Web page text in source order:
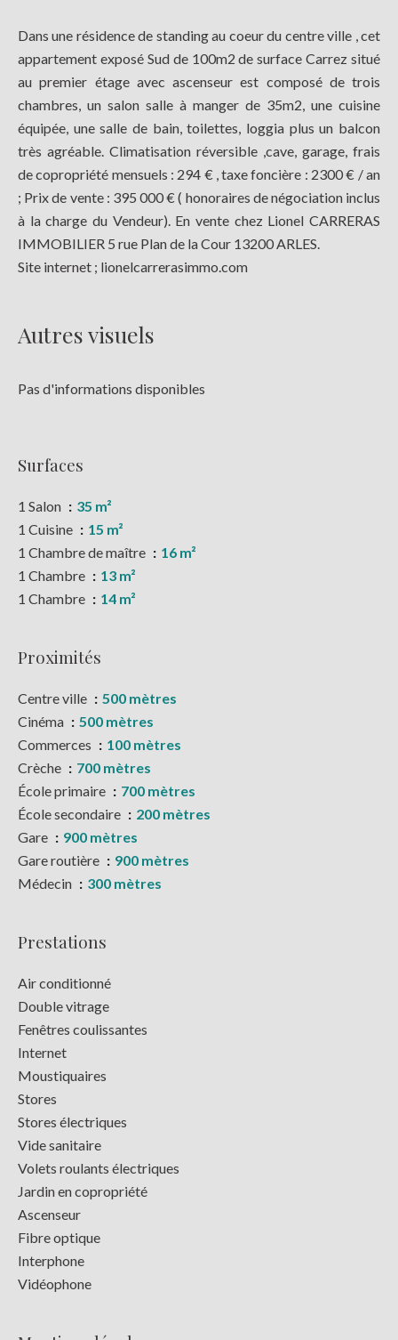
Dans une résidence de standing au coeur du centre ville , cet
appartement exposé Sud de 100m2 de surface Carrez situé
au premier étage avec ascenseur est composé de trois
chambres, un salon salle à manger de 35m2, une cuisine
équipée, une salle de bain, toilettes, loggia plus un balcon
très agréable. Climatisation réversible ,cave, garage, frais
de copropriété mensuels : 294 € , taxe foncière : 2300 € / an
; Prix de vente : 395 000 € ( honoraires de négociation inclus
à la charge du Vendeur). En vente chez Lionel CARRERAS
IMMOBILIER 5 rue Plan de la Cour 13200 ARLES.
Site internet ; lionelcarrerasimmo.com
Autres visuels
Pas d'informations disponibles
Surfaces
1 Salon
35 m²
1 Cuisine
15 m²
1 Chambre de maître
16 m²
1 Chambre
13 m²
1 Chambre
14 m²
Proximités
Centre ville
500 mètres
Cinéma
500 mètres
Commerces
100 mètres
Crèche
700 mètres
École primaire
700 mètres
École secondaire
200 mètres
Gare
900 mètres
Gare routière
900 mètres
Médecin
300 mètres
Prestations
Air conditionné
Double vitrage
Fenêtres coulissantes
Internet
Moustiquaires
Stores
Stores électriques
Vide sanitaire
Volets roulants électriques
Jardin en copropriété
Ascenseur
Fibre optique
Interphone
Vidéophone